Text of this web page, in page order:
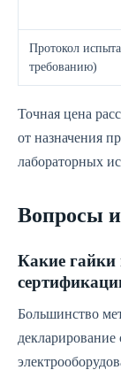
Протокол
требованию)
Точная цена
от назначения
лабораторных
Вопросы
Какие гайки
Большинство